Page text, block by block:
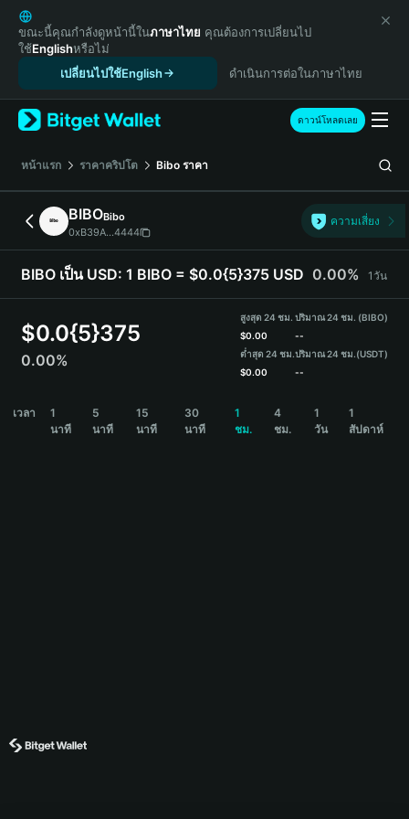
English
日本語
Tiếng Việt
Español (Latinoamérica)
Türkçe
Français
Deutsch
简体中文
繁體中文
Português (Portugal)
Bahasa Indonesia
ภาษาไทย
Español
Español (Argentina)
ขณะนี้คุณกำลังดูหน้านี้ในภาษาไทย คุณต้องการเปลี่ยนไป
ใช้Englishหรือไม่
เปลี่ยนไปใช้English
ดำเนินการต่อในภาษาไทย
ดาวน์โหลดเลย
หน้าแรก ราคาคริปโต Bibo ราคา
BIBOBibo
0xB39A...4444
ความเสี่ยง
BIBO เป็น USD: 1 BIBO = $0.0{5}375 USD 0.00% 1วัน
$0.0{5}375
0.00%
สูงสุด 24 ชม.
$0.00
ต่ำสุด 24 ชม.
$0.00
ปริมาณ 24 ชม. (BIBO)
--
ปริมาณ 24 ชม.(USDT)
--
เวลา
1
นาที
5
นาที
15
นาที
30
นาที
1
ชม.
4
ชม.
1
วัน
1
สัปดาห์